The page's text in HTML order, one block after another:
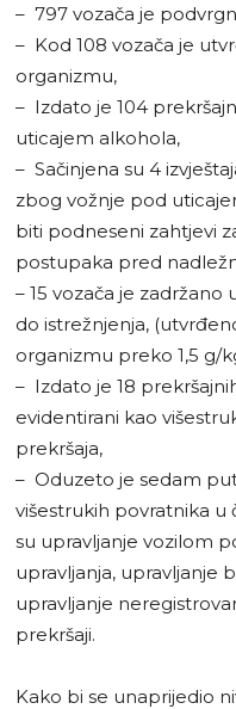
– 797 vozača je
– Kod 108 vozača je
organizmu,
– Izdato je 104
uticajem alkohola,
– Sačinjena su 4
zbog vožnje pod
biti podneseni zahtjevi
postupaka pred
– 15 vozača je
do istrežnjenja,
organizmu preko 1,5 g/
– Izdato je 18
evidentirani kao
prekršaja,
– Oduzeto je sedam
višestrukih povratnika u
su upravljanje vozilom
upravljanja, upravljanje
upravljanje
prekršaji.
Kako bi se unaprijedio